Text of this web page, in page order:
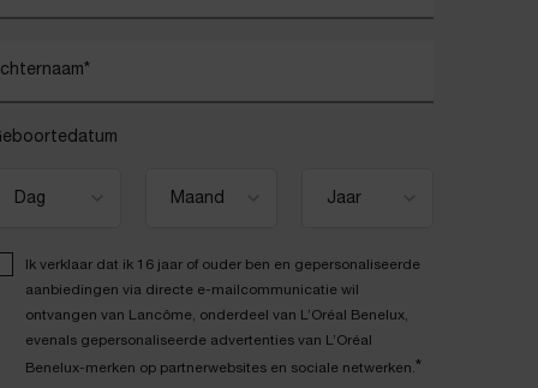
*
Ik verklaar dat ik 16 jaar of ouder ben en gepersonaliseerde
aanbiedingen via directe e-mailcommunicatie wil
ontvangen van Lancôme, onderdeel van L’Oréal Benelux,
evenals gepersonaliseerde advertenties van L’Oréal
Benelux-merken op partnerwebsites en sociale netwerken. *